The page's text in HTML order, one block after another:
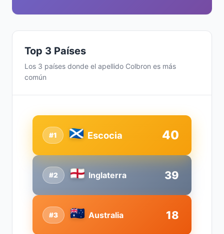
Top 3 Países
Los 3 países donde el apellido Colbron es más
común
#2 Inglaterra 39
#1 Escocia 40
#3 Australia 18